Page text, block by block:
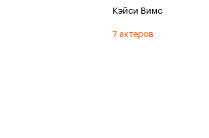
Кэйси Вимс
7 актеров